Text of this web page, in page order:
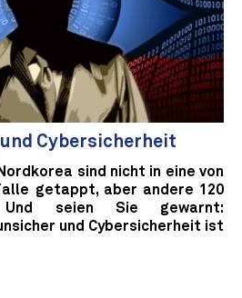
Cybersicherheit
sind nicht in eine von
getappt, aber andere 120
Und seien Sie gewarnt:
und Cybersicherheit ist